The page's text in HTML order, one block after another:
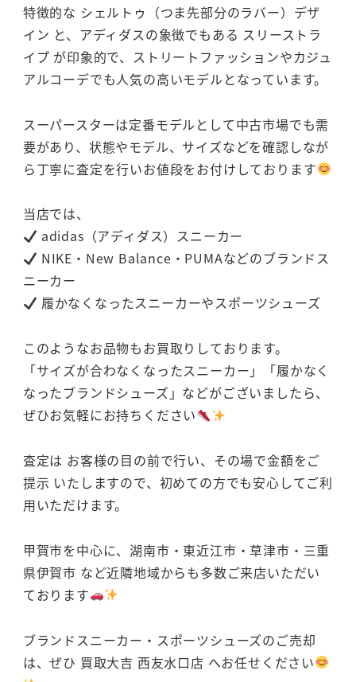
特徴的な シェルトゥ（つま先部分のラバー）デザ
イン と、アディダスの象徴でもある スリーストラ
イプ が印象的で、ストリートファッションやカジュ
アルコーデでも人気の高いモデルとなっています。
スーパースターは定番モデルとして中古市場でも需
要があり、状態やモデル、サイズなどを確認しなが
ら丁寧に査定を行いお値段をお付けしております
当店では、
adidas（アディダス）スニーカー
NIKE・New Balance・PUMAなどのブランドス
ニーカー
履かなくなったスニーカーやスポーツシューズ
このようなお品物もお買取りしております。
「サイズが合わなくなったスニーカー」「履かなく
なったブランドシューズ」などがございましたら、
ぜひお気軽にお持ちください
査定は お客様の目の前で行い、その場で金額をご
提示 いたしますので、初めての方でも安心してご利
用いただけます。
甲賀市を中心に、湖南市・東近江市・草津市・三重
県伊賀市 など近隣地域からも多数ご来店いただい
ております
ブランドスニーカー・スポーツシューズのご売却
は、ぜひ 買取大吉 西友水口店 へお任せください